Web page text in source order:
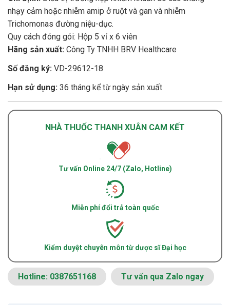
nhạy cảm hoặc nhiễm amip ở ruột và gan và nhiễm
Trichomonas đường niệu-dục.
Quy cách đóng gói: Hộp 5 vỉ x 6 viên
Hãng sản xuất: Công Ty TNHH BRV Healthcare
Số đăng ký: VD-29612-18
Hạn sử dụng: 36 tháng kể từ ngày sản xuất
NHÀ THUỐC THANH XUÂN CAM KẾT
Tư vấn Online 24/7 (Zalo, Hotline)
Miễn phí đổi trả toàn quốc
Kiểm duyệt chuyên môn từ dược sĩ Đại học
Hotline: 0387651168 Tư vấn qua Zalo ngay